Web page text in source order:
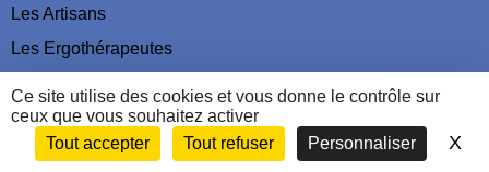
Ce site utilise des cookies et vous donne le contrôle sur
ceux que vous souhaitez activer
Tout accepter
Tout refuser Personnaliser X
Les Artisans
Les Ergothérapeutes